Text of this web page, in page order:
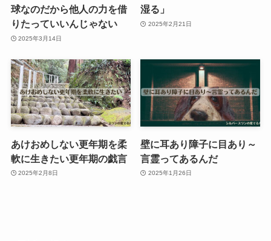
球なのだから他人の力を借
りたっていいんじゃない
2025年3月14日
湿る」
2025年2月21日
あけおめしない更年期を柔
軟に生きたい更年期の戯言
2025年2月8日
壁に耳あり障子に目あり～
言霊ってあるんだ
2025年1月26日